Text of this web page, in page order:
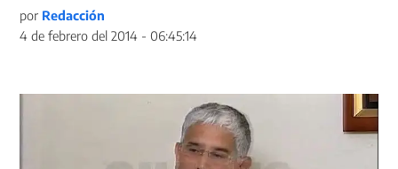
por Redacción
4 de febrero del 2014 - 06:45:14